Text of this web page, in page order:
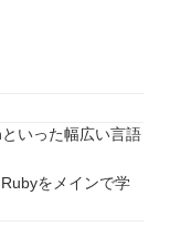
いった幅広い言語
をメインで学